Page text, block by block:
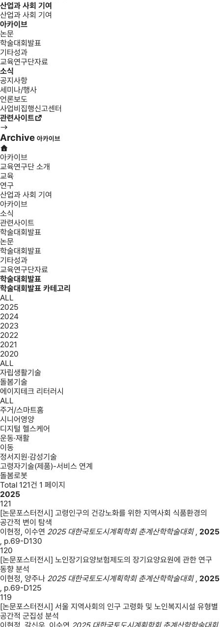
산업과 사회 기여
산업과 사회 기여
아카이브
논문
학술대회발표
기타성과
교육연구단자료
소식
공지사항
세미나/행사
언론보도
사업비집행신고센터
관련사이트
Archive 아카이브
아카이브
교육연구단 소개
교육
연구
산업과 사회 기여
아카이브
소식
관련사이트
학술대회발표
논문
학술대회발표
기타성과
교육연구단자료
학술대회발표
학술대회발표 카테고리
ALL
2025
2024
2023
2022
2021
2020
ALL
자립생활기술
돌봄기술
에이지테크 리터러시
ALL
주거/스마트홈
시니어영양
디지털 헬스케어
운동·재활
이동
정서지원·감성기술
고령자기술(제품)-서비스 연계
돌봄로봇
Total 121건 1 페이지
2025
121
[논문포스터전시] 고령인구의 건강노화를 위한 지역사회 식품환경의
공간적 변이 탐색
이현정, 이수연 2025 대한국토도시계획학회 춘계산학학술대회, 2025
, p.69-D130
120
[논문포스터전시] 노인장기요양보험제도의 장기요양요원에 관한 연구
동향 분석
이현정, 양주나 2025 대한국토도시계획학회 춘계산학학술대회, 2025
, p.69-D125
119
[논문포스터전시] 서울 지역사회의 인구 고령화 및 노인복지시설 유형별
공간적 군집성 분석